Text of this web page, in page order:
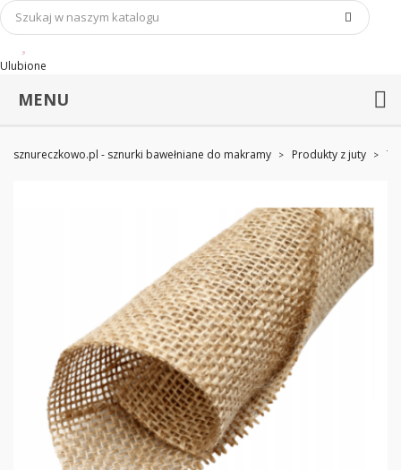
Ulubione
MENU
sznureczkowo.pl - sznurki bawełniane do makramy Produkty z juty